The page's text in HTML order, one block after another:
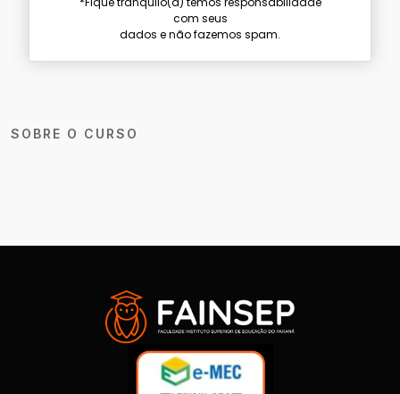
SOBRE O CURSO
com seus
dados e não fazemos spam.